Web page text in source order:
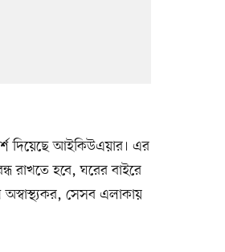
দিয়েছে আইকিউএয়ার। এর
রাখতে হবে, ঘরের বাইরে
সেসব এলাকায়